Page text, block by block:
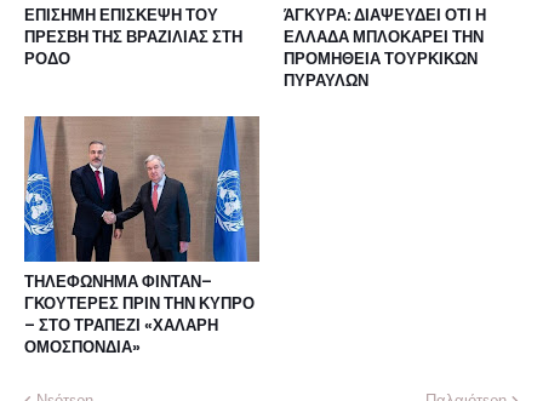
ΕΠΙΣΗΜΗ ΕΠΙΣΚΕΨΗ ΤΟΥ
ΠΡΕΣΒΗ ΤΗΣ ΒΡΑΖΙΛΙΑΣ ΣΤΗ
ΡΟΔΟ
ΆΓΚΥΡΑ: ΔΙΑΨΕΥΔΕΙ ΟΤΙ Η
ΕΛΛΑΔΑ ΜΠΛΟΚΑΡΕΙ ΤΗΝ
ΠΡΟΜΗΘΕΙΑ ΤΟΥΡΚΙΚΩΝ
ΠΥΡΑΥΛΩΝ
ΤΗΛΕΦΩΝΗΜΑ ΦΙΝΤΑΝ–
ΓΚΟΥΤΕΡΕΣ ΠΡΙΝ ΤΗΝ ΚΥΠΡΟ
– ΣΤΟ ΤΡΑΠΕΖΙ «ΧΑΛΑΡΗ
ΟΜΟΣΠΟΝΔΙΑ»